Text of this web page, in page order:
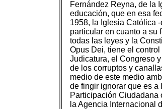
Fernández Reyna, de la
educación, que en esa
1958, la Iglesia Católica
particular en cuanto a su
todas las leyes y la
Opus Dei, tiene el
Judicatura, el Congreso
de los corruptos y
medio de este medio
de fingir ignorar que es a
Participación Ciudadana
la Agencia Internacional